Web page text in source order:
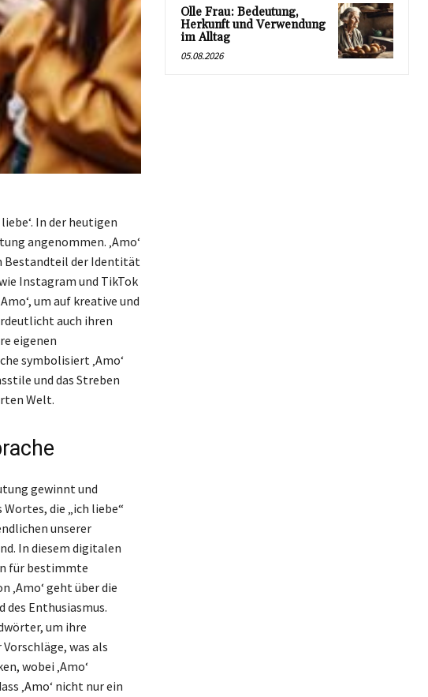
In der heutigen
angenommen. ‚Amo‘
Bestandteil der Identität
Instagram und TikTok
um auf kreative und
auch ihren
eigenen
symbolisiert ‚Amo‘
und das Streben
Welt.
gewinnt und
die „ich liebe“
unserer
In diesem digitalen
für bestimmte
‚Amo‘ geht über die
des Enthusiasmus.
um ihre
was als
wobei ‚Amo‘
‚Amo‘ nicht nur ein
Olle Frau: Bedeutung,
Herkunft und Verwendung
im Alltag
05.08.2026